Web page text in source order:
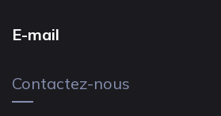
E-mail
Contactez-nous